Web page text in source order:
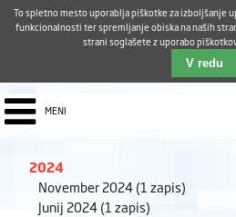
E-pošta ZUDV
MENI
2024
November 2024(1 zapis)
Junij 2024(1 zapis)
To spletno mesto uporablja piškotke za izboljšanje
funkcionalnosti ter spremljanje obiska na naših
strani soglašete z uporabo
V redu